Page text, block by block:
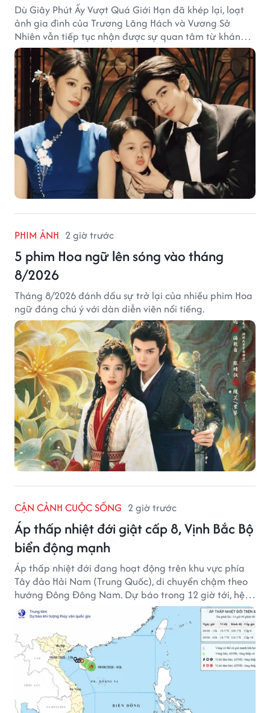
Dù Giây Phút Ấy Vượt Quá Giới Hạn đã khép lại, loạt
ảnh gia đình của Trương Lăng Hách và Vương Sở
Nhiên vẫn tiếp tục nhận được sự quan tâm từ khán
giả.
PHIM ẢNH 2 giờ trước
5 phim Hoa ngữ lên sóng vào tháng
8/2026
Tháng 8/2026 đánh dấu sự trở lại của nhiều phim Hoa
ngữ đáng chú ý với dàn diễn viên nổi tiếng.
CẬN CẢNH CUỘC SỐNG 2 giờ trước
Áp thấp nhiệt đới giật cấp 8, Vịnh Bắc Bộ
biển động mạnh
Áp thấp nhiệt đới đang hoạt động trên khu vực phía
Tây đảo Hải Nam (Trung Quốc), di chuyển chậm theo
hướng Đông Đông Nam. Dự báo trong 12 giờ tới, hệ
thống này suy yếu dần thành vùng áp thấp.